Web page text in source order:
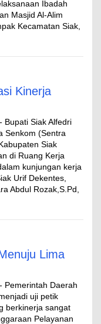
Ibadah
Masjid Al-Alim
Kecamatan Siak,
Kinerja
Bupati Siak Alfedri
Senkom (Sentra
Siak
di Ruang Kerja
kunjungan kerja
Urif Dekentes,
Abdul Rozak,S.Pd,
Lima
Pemerintah Daerah
uji petik
berkinerja sangat
Pelayanan